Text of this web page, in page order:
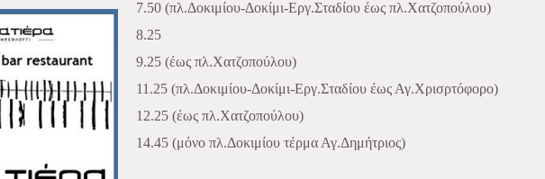
7.50 (πλ.Δοκιμίου-Δοκίμι-Εργ.Σταδίου έως πλ.Χατζοπούλου)
8.25
9.25 (έως πλ.Χατζοπούλου)
11.25 (πλ.Δοκιμίου-Δοκίμι-Εργ.Σταδίου έως Αγ.Χρισρτόφορο)
12.25 (έως πλ.Χατζοπούλου)
14.45 (μόνο πλ.Δοκιμίου τέρμα Αγ.Δημήτριος)